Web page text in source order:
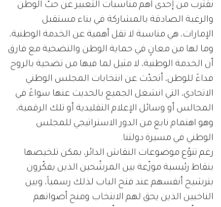
نقترب من إحدى أهم مناسبات التعبير عن حبّ الوطن
والرغبة الصادقة بالمشاركة في بناء مستقبل
الإمارات، هي مناسبة لا تقل أهمية عن الخدمة الوطنية،
وما لها من معانٍ في حماية الوطن والتضحية مع فارق
أن الخدمة الوطنية، لا مثيل لما فيها من تضحية بالروح
فداءً للوطن، أتحدّث عن انتخابات المجلس الوطني
الاتحادي، التي انشغل الجميع بالحديث عنها سواءً في
المجالس أو وسائل الإعلام التقليدية أو تلك الرقمية،
وهو اهتمام نابع من الدور الاستراتيجي للمجلس
الوطني في مسيرة دولتنا.
رغم تنوّع موضوعات النقاش الدائر، يمكن تلخيصها
بنقاط رئيسية موزّعة بين المرشّحين الذين يفكّرون
بترشيح أنفسهم عند فتح الباب لذلك رسمياً، وبين
الناخبين الذين يحق لهم الانتخاب ومنح أصواتهم